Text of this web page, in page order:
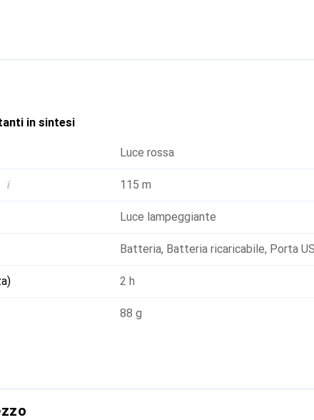
ti assicura di poterla ritrovare rapidamente al
in sintesi
Luce rossa
i 115 m
Luce lampeggiante
Batteria, Batteria ricaricabile, Porta
2 h
88 g